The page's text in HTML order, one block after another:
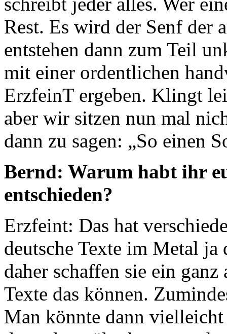
Rest. Es wird der Senf der
entstehen dann zum Teil
mit einer ordentlichen
ErzfeinT ergeben. Klingt
aber wir sitzen nun mal
dann zu sagen: „So einen
Bernd: Warum habt ihr
entschieden?
Erzfeint: Das hat
deutsche Texte im Metal ja
daher schaffen sie ein ganz
Texte das können.
Man könnte dann